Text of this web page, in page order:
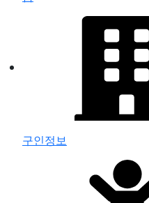
구인정보